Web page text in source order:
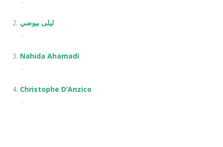
ليلى بيوضي
...
Nahida Ahamadi
...
Christophe D’Anzico
...